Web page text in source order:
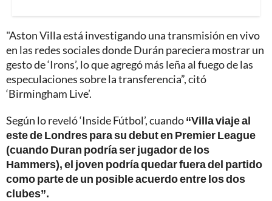
"Aston Villa está investigando una transmisión en vivo
en las redes sociales donde Durán pareciera mostrar un
gesto de ‘Irons’, lo que agregó más leña al fuego de las
especulaciones sobre la transferencia”, citó
‘Birmingham Live’.
Según lo reveló ‘Inside Fútbol’, cuando“Villa viaje al
este de Londres para su debut en Premier League
(cuando Duran podría ser jugador de los
Hammers), el joven podría quedar fuera del partido
como parte de un posible acuerdo entre los dos
clubes”.